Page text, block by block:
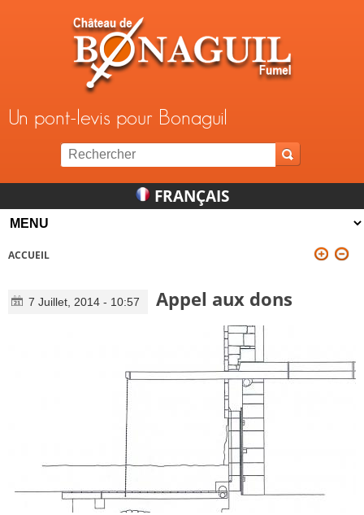
Un pont-levis pour Bonaguil
FRANÇAIS
ACCUEIL
7 Juillet, 2014 - 10:57 Appel aux dons